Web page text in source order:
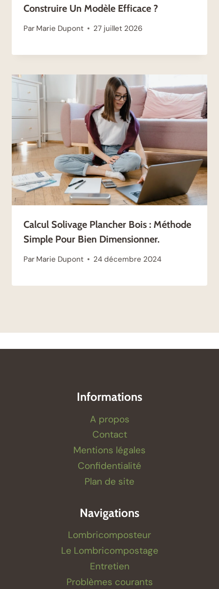
Construire Un Modèle Efficace ?
Par Marie Dupont 27 juillet 2026
Calcul Solivage Plancher Bois : Méthode
Simple Pour Bien Dimensionner.
Par Marie Dupont 24 décembre 2024
Informations
A propos
Contact
Mentions légales
Confidentialité
Plan de site
Navigations
Lombricomposteur
Le Lombricompostage
Entretien
Problèmes courants